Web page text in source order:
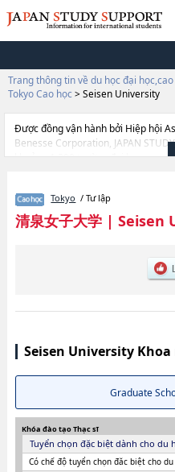
Trang thông tin về du học đại học,cao
Tokyo Cao học > Seisen University
Được đồng vận hành bởi Hiệp hội
Benesse Corporation, JAPAN
khoảng 1.300 trường đại học, cao
thiết dành cho du học sinh, như là
thông tin về từng khoa nghiên cứu,
số lượng tuyển sinh, số lượng trúng
Tokyo / Tư lập
清泉女子大学| Seisen
Seisen University
Graduate
Khóa đào tạo Thạc sĩ
Tuyển chọn đặc biệt dành cho du
Có chế độ tuyển chọn đăc biệt cho